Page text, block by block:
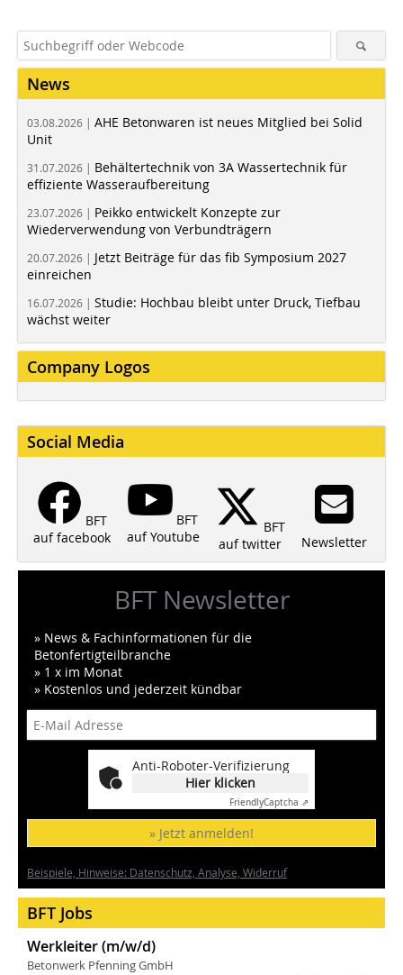
News
03.08.2026 | AHE Betonwaren ist neues Mitglied bei Solid
Unit
31.07.2026 | Behältertechnik von 3A Wassertechnik für
effiziente Wasseraufbereitung
23.07.2026 | Peikko entwickelt Konzepte zur
Wiederverwendung von Verbundträgern
20.07.2026 | Jetzt Beiträge für das fib Symposium 2027
einreichen
16.07.2026 | Studie: Hochbau bleibt unter Druck, Tiefbau
wächst weiter
Company Logos
Social Media
BFT
auf facebook
BFT
auf Youtube
BFT
auf twitter
Newsletter
BFT Newsletter
» News & Fachinformationen für die
Betonfertigteilbranche
» 1 x im Monat
» Kostenlos und jederzeit kündbar
Anti-Roboter-Verifizierung
Hier klicken
FriendlyCaptcha ⇗
» Jetzt anmelden!
Beispiele, Hinweise: Datenschutz, Analyse, Widerruf
BFT Jobs
Werkleiter (m/w/d)
Betonwerk Pfenning GmbH